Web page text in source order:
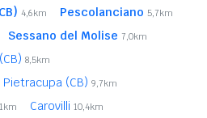
4,6km Pescolanciano 5,7km
Sessano del Molise 7,0km
8,5km
Pietracupa (CB) 9,7km
Carovilli 10,4km